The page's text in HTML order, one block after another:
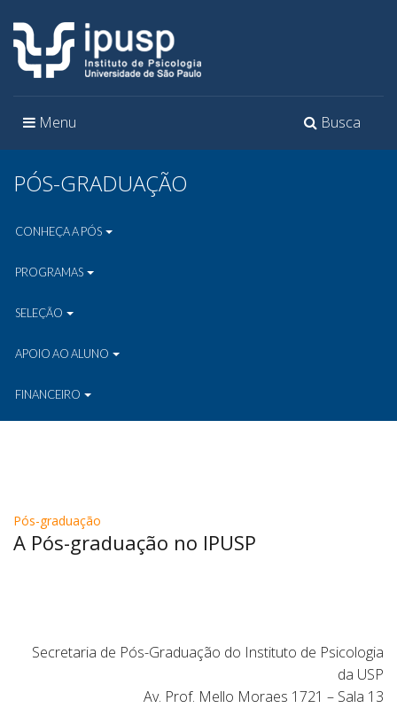
Toggle
Busca
Toggle
Menu
PÓS-GRADUAÇÃO
CONHEÇA A PÓS
PROGRAMAS
SELEÇÃO
APOIO AO ALUNO
FINANCEIRO
Pós-graduação
A Pós-graduação no IPUSP
Secretaria de Pós-Graduação do Instituto de Psicologia
da USP
Av. Prof. Mello Moraes 1721 – Sala 13